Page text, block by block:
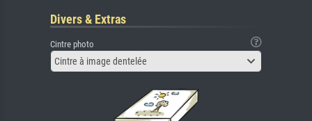
Divers & Extras
Cintre photo
Cintre à image dentelée